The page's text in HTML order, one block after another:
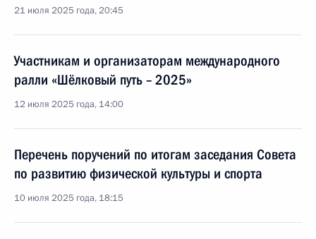
21 июля 2025 года, 20:45
Участникам и организаторам международного
ралли «Шёлковый путь – 2025»
12 июля 2025 года, 14:00
Перечень поручений по итогам заседания Совета
по развитию физической культуры и спорта
10 июля 2025 года, 18:15